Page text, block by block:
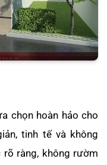
chọn hoàn hảo cho
tinh tế và không
ràng, không rườm